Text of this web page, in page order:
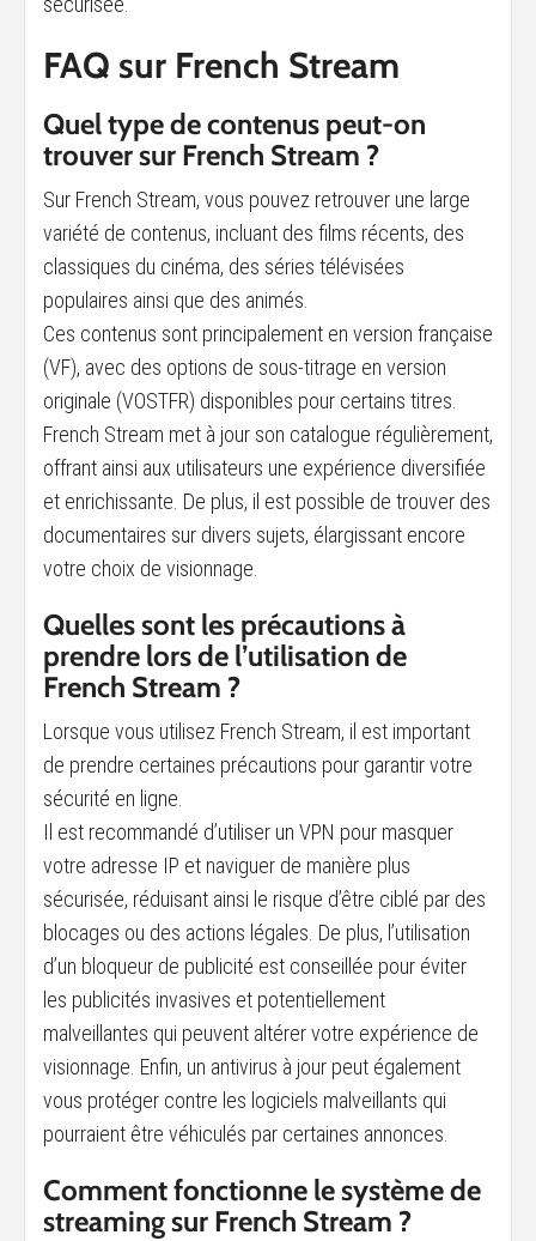
FAQ sur French Stream
Quel type de contenus peut-on
trouver sur French Stream ?
Sur French Stream, vous pouvez retrouver une large
variété de contenus, incluant des films récents, des
classiques du cinéma, des séries télévisées
populaires ainsi que des animés.
Ces contenus sont principalement en version française
(VF), avec des options de sous-titrage en version
originale (VOSTFR) disponibles pour certains titres.
French Stream met à jour son catalogue régulièrement,
offrant ainsi aux utilisateurs une expérience diversifiée
et enrichissante. De plus, il est possible de trouver des
documentaires sur divers sujets, élargissant encore
votre choix de visionnage.
Quelles sont les précautions à
prendre lors de l’utilisation de
French Stream ?
Lorsque vous utilisez French Stream, il est important
de prendre certaines précautions pour garantir votre
sécurité en ligne.
Il est recommandé d’utiliser un VPN pour masquer
votre adresse IP et naviguer de manière plus
sécurisée, réduisant ainsi le risque d’être ciblé par des
blocages ou des actions légales. De plus, l’utilisation
d’un bloqueur de publicité est conseillée pour éviter
les publicités invasives et potentiellement
malveillantes qui peuvent altérer votre expérience de
visionnage. Enfin, un antivirus à jour peut également
vous protéger contre les logiciels malveillants qui
pourraient être véhiculés par certaines annonces.
Comment fonctionne le système de
streaming sur French Stream ?